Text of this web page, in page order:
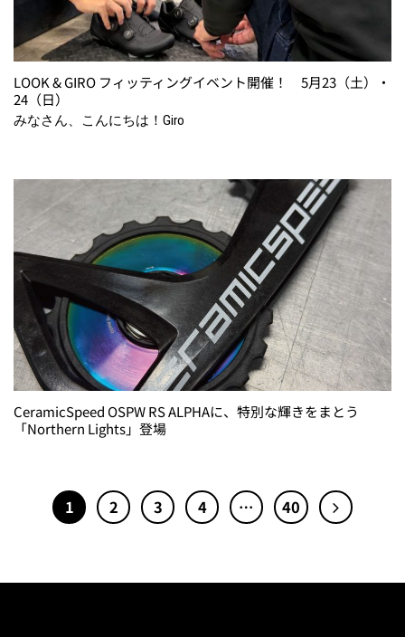
LOOK & GIRO フィッティングイベント開催！ 5月23（土）・
24（日）
みなさん、こんにちは！Giro
CeramicSpeed OSPW RS ALPHAに、特別な輝きをまとう
「Northern Lights」登場
1 2 3 4 … 40